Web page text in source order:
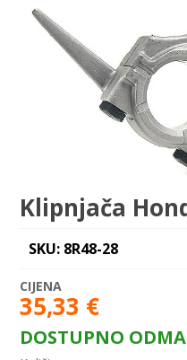
Klipnjača
SKU: 8R48-28
35,33 €
DOSTUPNO